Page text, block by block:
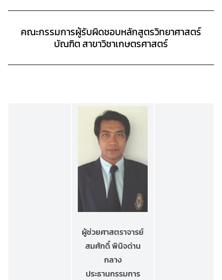
คณะกรรมการผู้รับผิดชอบหลักสูตรวิทยาศาสตร์
บัณฑิต สาขาวิชาเกษตรศาสตร์
ผู้ช่วยศาสตราจารย์
สมศักดิ์ พินิจด่าน
กลาง
ประธานกรรมการ